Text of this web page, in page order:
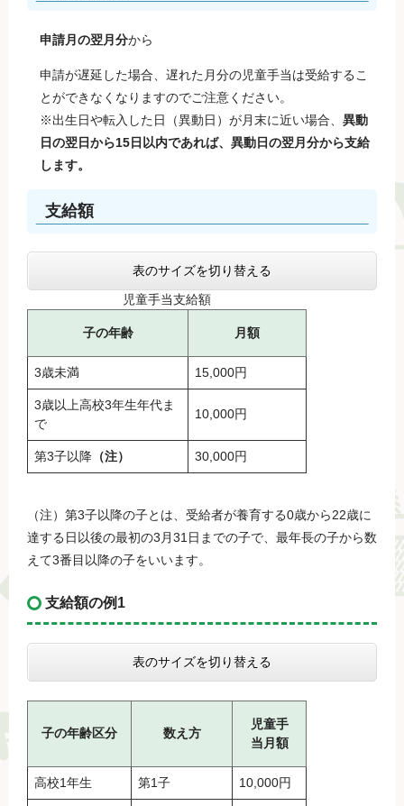
申請月の翌月分から
申請が遅延した場合、遅れた月分の児童手当は受給するこ
とができなくなりますのでご注意ください。
※出生日や転入した日（異動日）が月末に近い場合、 異動
日の翌日から15日以内であれば、異動日の翌月分から支給
します。
支給額
表のサイズを切り替える
児童手当支給額
子の年齢 月額
3歳未満 15,000円
3歳以上高校3年生年代ま
で
10,000円
第3子以降 （注） 30,000円
（注）第3子以降の子とは、受給者が養育する0歳から22歳に
達する日以後の最初の3月31日までの子で、最年長の子から数
えて3番目以降の子をいいます。
支給額の例1
表のサイズを切り替える
子の年齢区分 数え方
児童手
当月額
高校1年生 第1子 10,000円